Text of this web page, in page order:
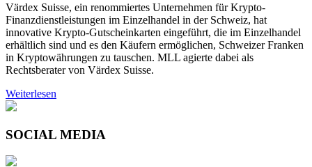
Värdex Suisse, ein renommiertes Unternehmen für Krypto-
Finanzdienstleistungen im Einzelhandel in der Schweiz, hat
innovative Krypto-Gutscheinkarten eingeführt, die im Einzelhandel
erhältlich sind und es den Käufern ermöglichen, Schweizer Franken
in Kryptowährungen zu tauschen. MLL agierte dabei als
Rechtsberater von Värdex Suisse.
Weiterlesen
SOCIAL MEDIA